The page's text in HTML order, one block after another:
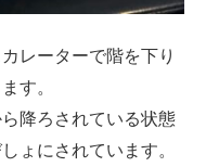
レーターで階を下り
す。
降ろされている状態
ょにされています。